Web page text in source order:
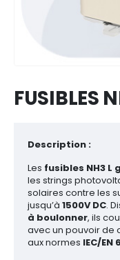
FUSIBLES
Description :
Les fusibles NH3 L
les strings
solaires contre les
jusqu’à 1500V DC.
à boulonner, ils
avec un pouvoir de
aux normes IEC/EN